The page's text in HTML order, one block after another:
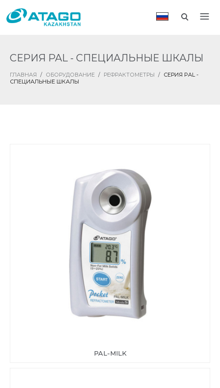
СЕРИЯ PAL - СПЕЦИАЛЬНЫЕ ШКАЛЫ
ГЛАВНАЯ / ОБОРУДОВАНИЕ / РЕФРАКТОМЕТРЫ / СЕРИЯ PAL -
СПЕЦИАЛЬНЫЕ ШКАЛЫ
PAL-MILK